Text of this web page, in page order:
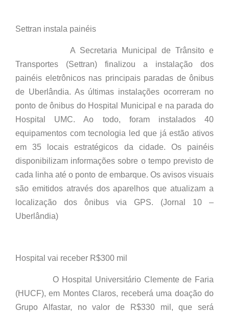
Settran instala painéis
A Secretaria Municipal de Trânsito e
Transportes (Settran) finalizou a instalação dos
painéis eletrônicos nas principais paradas de ônibus
de Uberlândia. As últimas instalações ocorreram no
ponto de ônibus do Hospital Municipal e na parada do
Hospital UMC. Ao todo, foram instalados 40
equipamentos com tecnologia led que já estão ativos
em 35 locais estratégicos da cidade. Os painéis
disponibilizam informações sobre o tempo previsto de
cada linha até o ponto de embarque. Os avisos visuais
são emitidos através dos aparelhos que atualizam a
localização dos ônibus via GPS. (Jornal 10 –
Uberlândia)
Hospital vai receber R$300 mil
O Hospital Universitário Clemente de Faria
(HUCF), em Montes Claros, receberá uma doação do
Grupo Alfastar, no valor de R$330 mil, que será